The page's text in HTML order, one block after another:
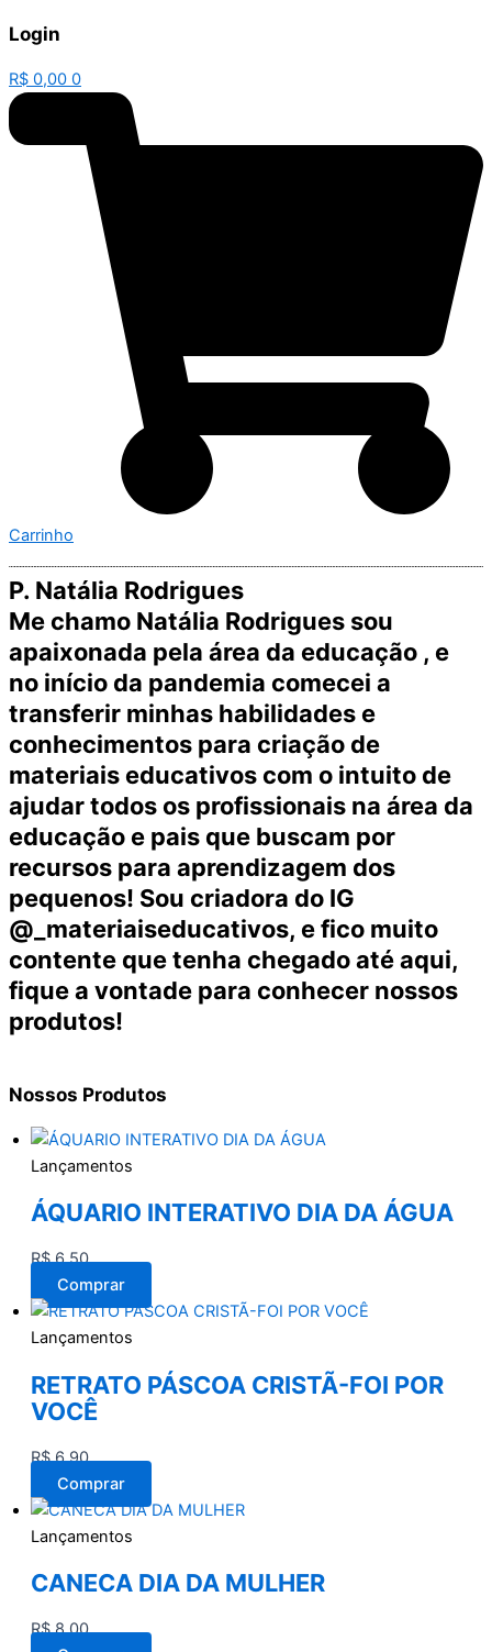
Login
R$ 0,00 0
Carrinho
P. Natália Rodrigues
Me chamo Natália Rodrigues sou
apaixonada pela área da educação , e
no início da pandemia comecei a
transferir minhas habilidades e
conhecimentos para criação de
materiais educativos com o intuito de
ajudar todos os profissionais na área da
educação e pais que buscam por
recursos para aprendizagem dos
pequenos! Sou criadora do IG
@_materiaiseducativos, e fico muito
contente que tenha chegado até aqui,
fique a vontade para conhecer nossos
produtos!
Nossos Produtos
Lançamentos
ÁQUARIO INTERATIVO DIA DA ÁGUA
R$6,50
Comprar
Lançamentos
RETRATO PÁSCOA CRISTÃ-FOI POR
VOCÊ
R$6,90
Comprar
Lançamentos
CANECA DIA DA MULHER
R$8,00